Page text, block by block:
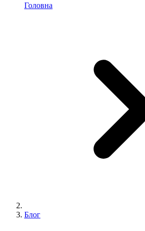
Головна
Блог